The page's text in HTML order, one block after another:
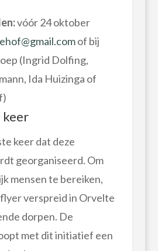
vóór 24 oktober
of bij
(Ingrid Dolfing,
Ida Huizinga of
keer
keer dat deze
georganiseerd. Om
mensen te bereiken,
verspreid in Orvelte
dorpen. De
met dit initiatief een